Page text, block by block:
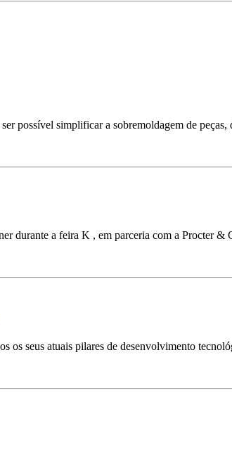
possível simplificar a sobremoldagem de peças,
durante a feira K , em parceria com a Procter &
seus atuais pilares de desenvolvimento